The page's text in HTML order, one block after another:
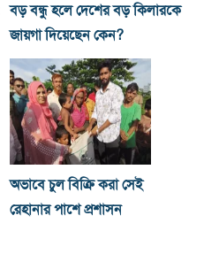
বড় বন্ধু হলে দেশের বড় কিলারকে
জায়গা দিয়েছেন কেন?
অভাবে চুল বিক্রি করা সেই
রেহানার পাশে প্রশাসন